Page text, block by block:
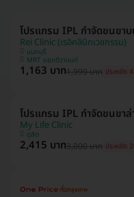
โปรแกรม IPL กำจัดขนขา
Rei Clinic (เรอิคลินิกเวชกรรม)
นนทบุรี
MRT แยกติวานนท์
1,163 บาท1,999 บาท ประหยัด
โปรแกรม IPL กำจัดขนขา
My Life Clinic
ดุสิต
2,415 บาท3,000 บาท ประหยัด